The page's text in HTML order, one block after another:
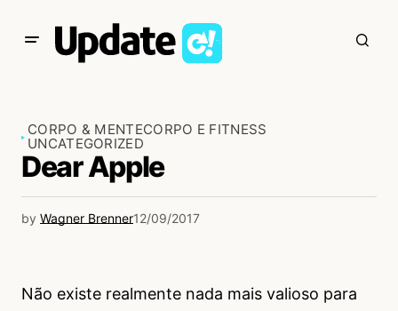
CORPO & MENTECORPO E FITNESS
UNCATEGORIZED
Dear Apple
by Wagner Brenner12/09/2017
Não existe realmente nada mais valioso para